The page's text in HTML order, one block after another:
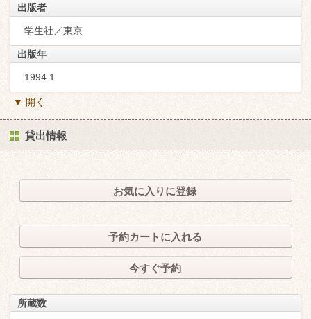
出版者
学生社／東京
出版年
1994.1
▼ 開く
貸出情報
お気に入りに登録
予約カートに入れる
今すぐ予約
所蔵数